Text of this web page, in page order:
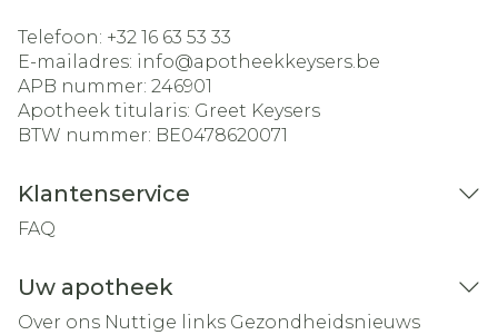
Telefoon: +32 16 63 53 33
E-mailadres: info@apotheekkeysers.be
APB nummer: 246901
Apotheek titularis: Greet Keysers
BTW nummer: BE0478620071
Klantenservice
FAQ
Uw apotheek
Over ons Nuttige links Gezondheidsnieuws